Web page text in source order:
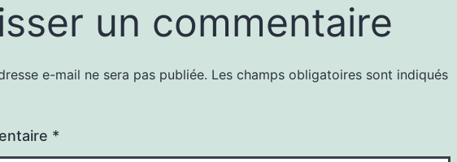
un commentaire
e-mail ne sera pas publiée. Les champs obligatoires sont indiqués
*